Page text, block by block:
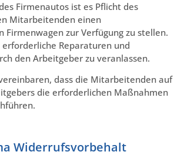
Firmenautos ist es Pflicht des
Mitarbeitenden einen
Firmenwagen zur Verfügung zu stellen.
erforderliche Reparaturen und
den Arbeitgeber zu veranlassen.
dass die Mitarbeitenden auf
die erforderlichen Maßnahmen
Widerrufsvorbehalt